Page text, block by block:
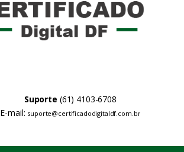
Suporte (61) 4103-6708
E-mail: suporte@certificadodigitaldf.com.br